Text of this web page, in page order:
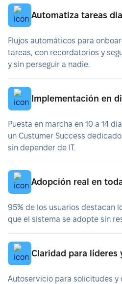
Automatiza tareas
Flujos automáticos para
tareas, con recordatorios y
y sin perseguir a nadie.
Implementación en
Puesta en marcha en 10 a 14
un Custumer Success
sin depender de IT.
Adopción real en
95% de los usuarios destacan
que el sistema se adopte sin
Claridad para líderes
Autoservicio para solicitudes y